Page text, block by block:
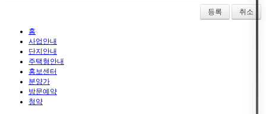
취소
홈
사업안내
단지안내
주택형안내
홍보센터
분양가
방문예약
청약